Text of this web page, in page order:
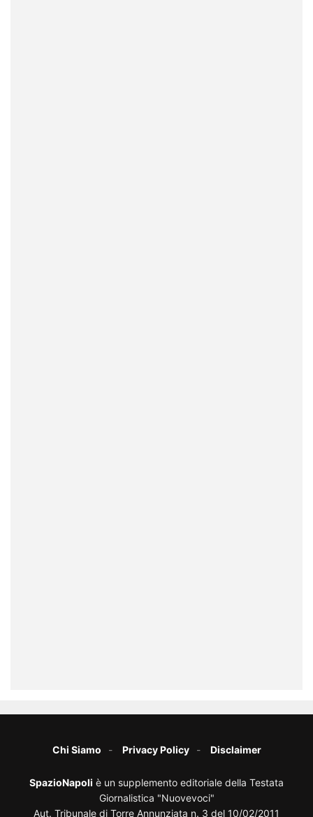
Chi Siamo Privacy Policy Disclaimer
SpazioNapoli è un supplemento editoriale della Testata
Giornalistica "Nuovevoci"
Aut. Tribunale di Torre Annunziata n. 3 del 10/02/2011